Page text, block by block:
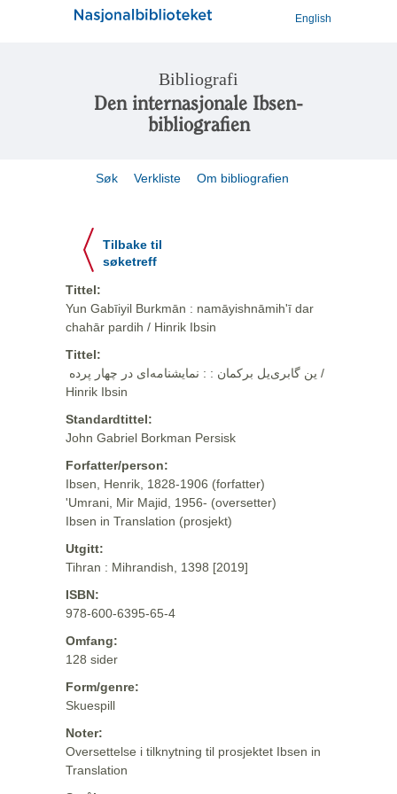
English
Bibliografi
Den internasjonale Ibsen-
bibliografien
Søk Verkliste Om bibliografien
Tilbake til
søketreff
Tittel:
Yun Gabīiyil Burkmān : namāyishnāmihʹī dar
chahār pardih / Hinrik Ibsin
Tittel:
ین گابری‌یل برکمان : ‏:‏ نمایشنامه‌ای در چهار پرده ‏ /
Hinrik Ibsin
Standardtittel:
John Gabriel Borkman Persisk
Forfatter/person:
Ibsen, Henrik, 1828-1906 (forfatter)
'Umrani, Mir Majid, 1956- (oversetter)
Ibsen in Translation (prosjekt)
Utgitt:
Tihran : Mihrandish, 1398 [2019]
ISBN:
978-600-6395-65-4
Omfang:
128 sider
Form/genre:
Skuespill
Noter:
Oversettelse i tilknytning til prosjektet Ibsen in
Translation